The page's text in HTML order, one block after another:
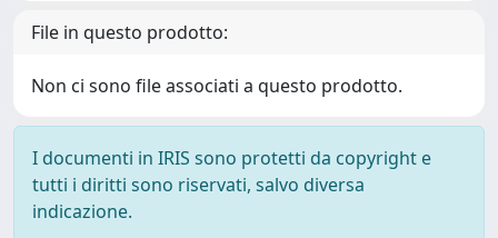
File in questo prodotto:
Non ci sono file associati a questo prodotto.
I documenti in IRIS sono protetti da copyright e
tutti i diritti sono riservati, salvo diversa
indicazione.